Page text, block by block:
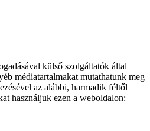
külső szolgáltatók által
médiatartalmakat mutathatunk meg
az alábbi, harmadik féltől
használjuk ezen a weboldalon: